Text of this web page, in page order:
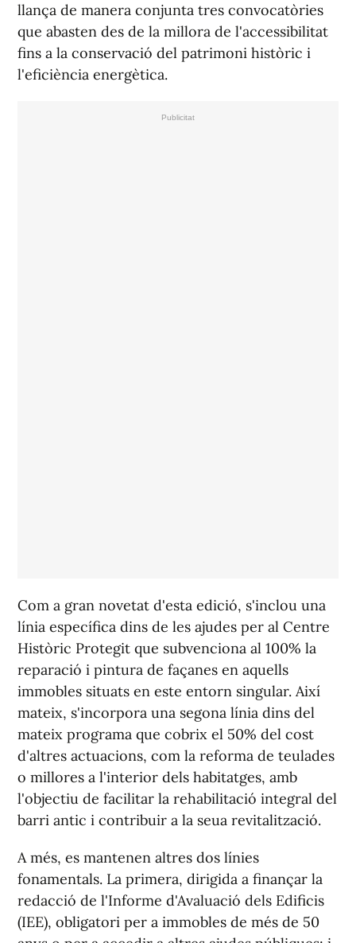
llança de manera conjunta tres convocatòries
que abasten des de la millora de l'accessibilitat
fins a la conservació del patrimoni històric i
l'eficiència energètica.
Com a gran novetat d'esta edició, s'inclou una
línia específica dins de les ajudes per al Centre
Històric Protegit que subvenciona al 100% la
reparació i pintura de façanes en aquells
immobles situats en este entorn singular. Així
mateix, s'incorpora una segona línia dins del
mateix programa que cobrix el 50% del cost
d'altres actuacions, com la reforma de teulades
o millores a l'interior dels habitatges, amb
l'objectiu de facilitar la rehabilitació integral del
barri antic i contribuir a la seua revitalització.
A més, es mantenen altres dos línies
fonamentals. La primera, dirigida a finançar la
redacció de l'Informe d'Avaluació dels Edificis
(IEE), obligatori per a immobles de més de 50